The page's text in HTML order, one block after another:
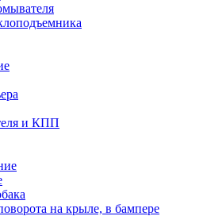
и КПП
на крыле, в бампере